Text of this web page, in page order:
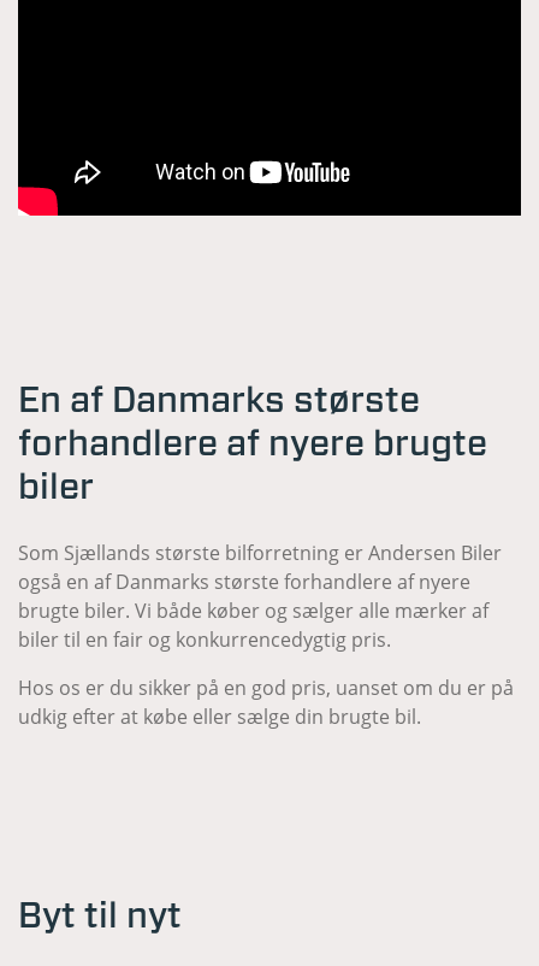
En af Danmarks største
forhandlere af nyere brugte
biler
Som Sjællands største bilforretning er Andersen Biler
også en af Danmarks største forhandlere af nyere
brugte biler. Vi både køber og sælger alle mærker af
biler til en fair og konkurrencedygtig pris.
Hos os er du sikker på en god pris, uanset om du er på
udkig efter at købe eller sælge din brugte bil.
Byt til nyt